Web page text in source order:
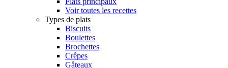
Voir toutes les recettes
Types de plats
Biscuits
Boulettes
Brochettes
Crêpes
Gâteaux